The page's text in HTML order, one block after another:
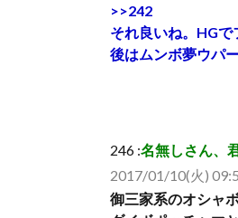
>>242
それ良いね。HG
後はムンボ夢ウパ
246 :名無しさん、
2017/01/10(火)
御三家系のオシャ